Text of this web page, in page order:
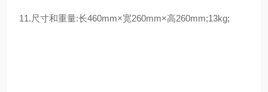
11.尺寸和重量:长460mm×宽260mm×高260mm;13kg;